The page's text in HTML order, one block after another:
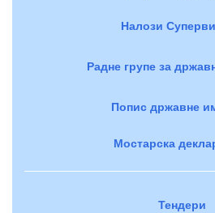
Налози
Радне групе за
Попис државне
Мостарска
Тендери